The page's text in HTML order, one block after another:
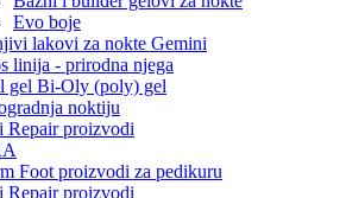
Evo boje
lakovi za nokte Gemini
linija - prirodna njega
gel Bi-Oly (poly) gel
noktiju
Repair proizvodi
Foot proizvodi za pedikuru
Repair proizvodi